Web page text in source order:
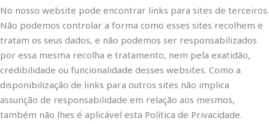
No nosso website pode encontrar links para sites de terceiros.
Não podemos controlar a forma como esses sites recolhem e
tratam os seus dados, e não podemos ser responsabilizados
por essa mesma recolha e tratamento, nem pela exatidão,
credibilidade ou funcionalidade desses websites. Como a
disponibilização de links para outros sites não implica
assunção de responsabilidade em relação aos mesmos,
também não lhes é aplicável esta Política de Privacidade.